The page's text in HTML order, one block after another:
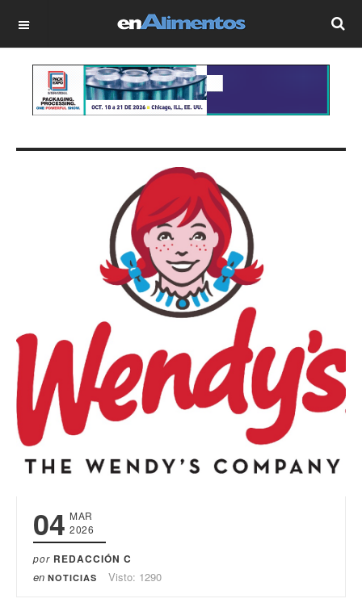
OFF CANVAS
04 MAR
2026
por REDACCIÓN C
en NOTICIAS Visto: 1290